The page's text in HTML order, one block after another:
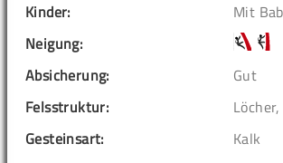
Kinder:
Mit
Neigung:
Absicherung:
Gut
Felsstruktur:
Gesteinsart:
Kalk